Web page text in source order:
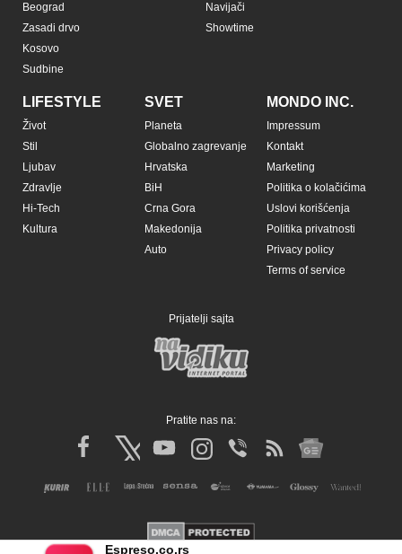
Beograd
Zasadi drvo
Kosovo
Sudbine
Navijači
Showtime
LIFESTYLE
Život
Stil
Ljubav
Zdravlje
Hi-Tech
Kultura
SVET
Planeta
Globalno zagrevanje
Hrvatska
BiH
Crna Gora
Makedonija
Auto
MONDO INC.
Impressum
Kontakt
Marketing
Politika o kolačićima
Uslovi korišćenja
Politika privatnosti
Privacy policy
Terms of service
Prijatelji sajta
Pratite nas na:
Espreso.co.rs